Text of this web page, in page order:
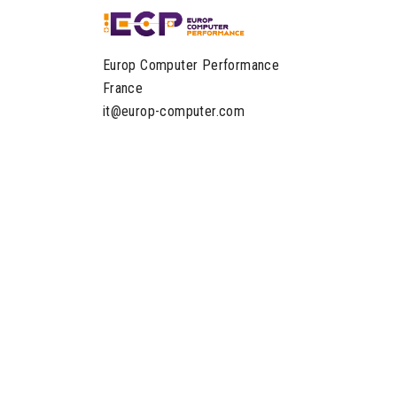
Europ Computer Performance
France
it@europ-computer.com